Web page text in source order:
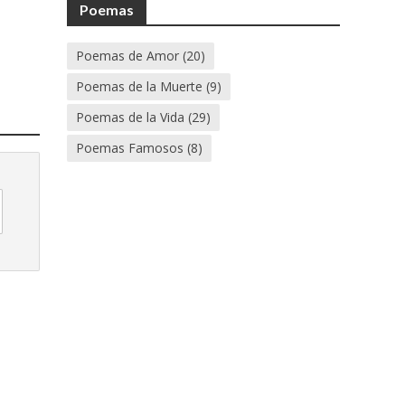
Poemas
Poemas de Amor(20)
Poemas de la Muerte (9)
Poemas de la Vida (29)
Poemas Famosos (8)